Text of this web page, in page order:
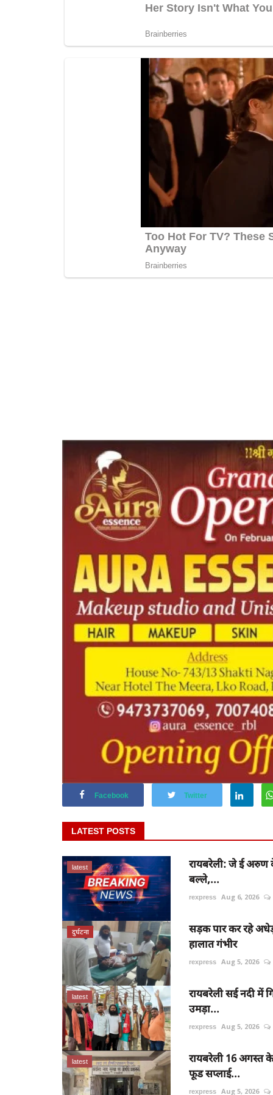
Facebook Twitter
LATEST POSTS
latest
रायबरेली: जे ई अरुण
बल्ले,...
rexpress Aug 6, 2026
दुर्घटना
सड़क पार कर रहे
हालात गंभीर
rexpress Aug 5, 2026
latest
रायबरेली सई नदी में
उमड़ा...
rexpress Aug 5, 2026
latest
रायबरेली 16 अगस्त
फूड सप्लाई...
rexpress Aug 5, 2026